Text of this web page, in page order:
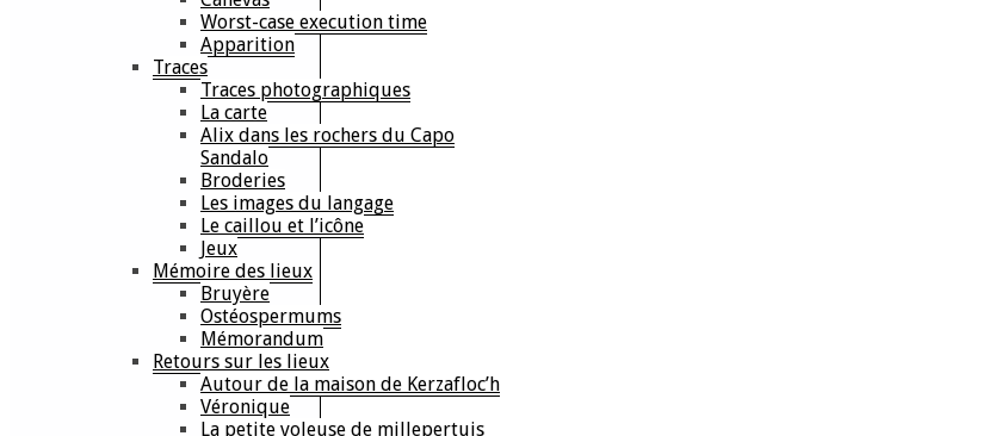
Worst-case execution time
Apparition
Traces
Traces photographiques
La carte
Alix dans les rochers du Capo
Sandalo
Broderies
Les images du langage
Le caillou et l’icône
Jeux
Mémoire des lieux
Bruyère
Ostéospermums
Mémorandum
Retours sur les lieux
Autour de la maison de Kerzafloc’h
Véronique
La petite voleuse de millepertuis